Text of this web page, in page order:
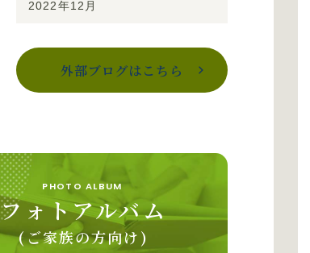
2022年12月
外部ブログはこちら
PHOTO ALBUM
フォトアルバム
(ご家族の方向け)